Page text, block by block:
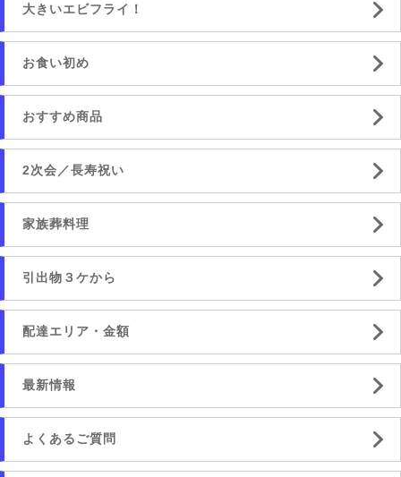
大きいエビフライ！
お食い初め
おすすめ商品
2次会／長寿祝い
家族葬料理
引出物３ケから
配達エリア・金額
最新情報
よくあるご質問